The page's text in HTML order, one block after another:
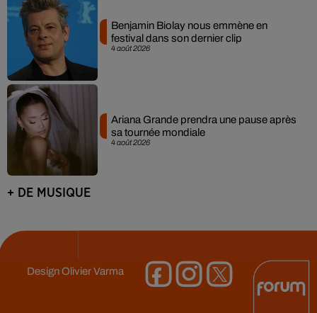
4 août 2026
Benjamin Biolay nous emmène en
festival dans son dernier clip
4 août 2026
Ariana Grande prendra une pause après
sa tournée mondiale
+ DE MUSIQUE
DesignOlivier Varma